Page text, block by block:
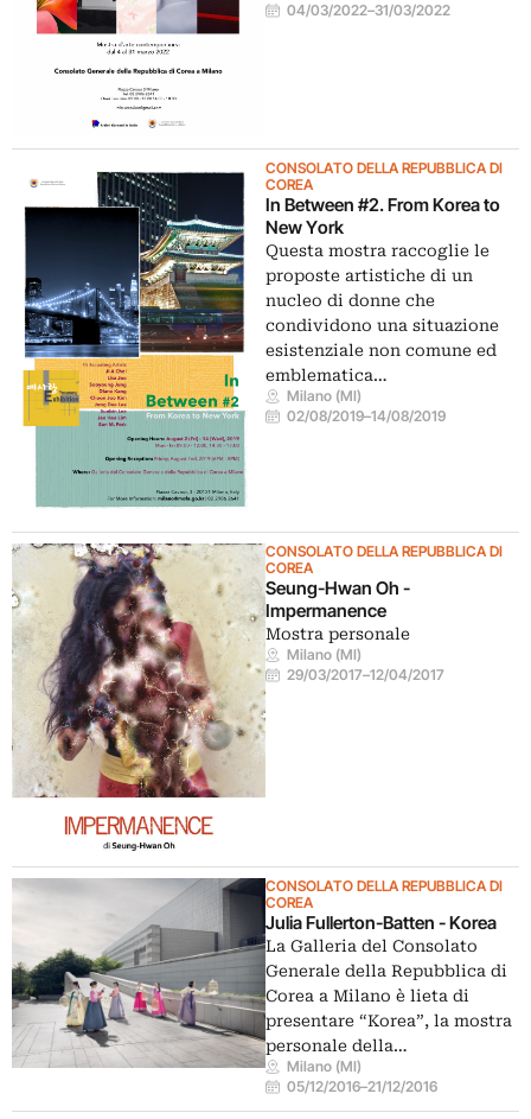
04/03/2022–31/03/2022
CONSOLATO DELLA REPUBBLICA DI
COREA
In Between #2. From Korea to
New York
Questa mostra raccoglie le
proposte artistiche di un
nucleo di donne che
condividono una situazione
esistenziale non comune ed
emblematica…
Milano (MI)
02/08/2019–14/08/2019
CONSOLATO DELLA REPUBBLICA DI
COREA
Seung-Hwan Oh -
Impermanence
Mostra personale
Milano (MI)
29/03/2017–12/04/2017
CONSOLATO DELLA REPUBBLICA DI
COREA
Julia Fullerton-Batten - Korea
La Galleria del Consolato
Generale della Repubblica di
Corea a Milano è lieta di
presentare “Korea”, la mostra
personale della…
Milano (MI)
05/12/2016–21/12/2016